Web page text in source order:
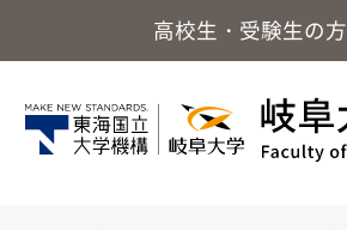
高校生・受験生の方